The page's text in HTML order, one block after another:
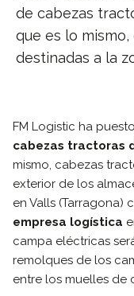
de cabezas
que es lo
destinadas a la
FM Logistic ha
cabezas tractoras
mismo, cabezas
exterior de los
en Valls (Tarragona)
empresa logística
campa eléctricas
remolques de los
entre los muelles de